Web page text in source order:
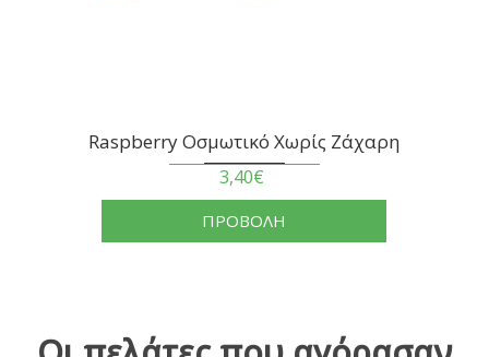
Raspberry Οσμωτικό Χωρίς Ζάχαρη
3,40€
ΠΡΟΒΟΛΗ